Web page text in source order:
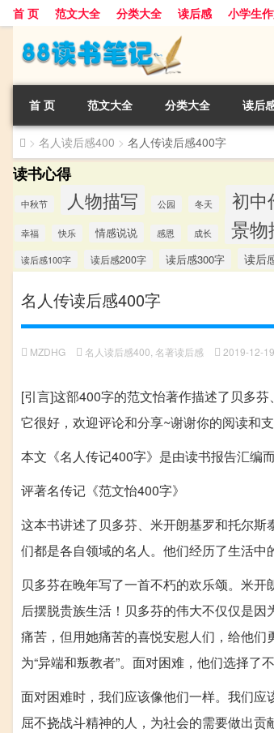
首 页 范文大全 分类大全 读后感 小学生
首 页 范文大全 分类大全 读后
> 名人读后感400 > 名人传读后感400字
读书心得
中秋节 人物描写 公园 冬天 初中
幸福 快乐 情感说说 感恩 成长 景物
读后感100字 读后感200字 读后感300字 读后
名人传读后感400字
MZDHG 名人读后感400 名著读后感 2019-12-
[引言]这部400字的范文怡著作描述了贝多
它很好，欢迎评论和分享~谢谢你的阅读和支
本文《名人传记400字》是由读书报告汇编
评著名传记《范文怡400字》
这本书讲述了贝多芬、米开朗基罗和托尔
们都是各自领域的名人。他们经历了生活中
贝多芬在晚年写了一首不朽的欢乐颂。米
后摆脱贵族生活！贝多芬的伟大不仅仅是
痛苦，但用她痛苦的喜悦安慰人们，给他
为“异端和叛教者”。面对困难，他们选择了
面对困难时，我们应该像他们一样。我们
屈不挠战斗精神的人，为社会的需要做出贡